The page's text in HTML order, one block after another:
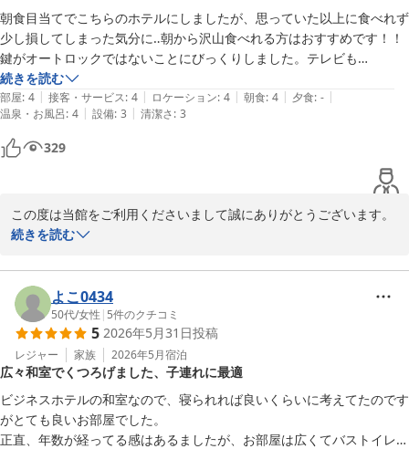
朝食目当てでこちらのホテルにしましたが、思っていた以上に食べれず
少し損してしまった気分に‥朝から沢山食べれる方はおすすめです！！
鍵がオートロックではないことにびっくりしました。テレビも
続きを読む
部屋: 4 | 接客・サービス: 4 | ロケーション: 4 | 朝食: 4 | 夕食: - |
温泉・お風呂: 4 | 設備: 3 | 清潔さ: 3
329
この度は当館をご利用くださいまして誠にありがとうございます。
いて謝罪いたします。
今後お客様から頂いた貴重なご意見をもとにさらなる環境改善を目
指し尽力して参ります。
ホテルアベスト札幌
ホテルアベスト札幌
2026-06-03
続きを読む
よこ0434
50代/女性 | 5件のクチコミ
5 2026年5月31日投稿
レジャー 家族 2026年5月宿泊
広々和室でくつろげました、子連れに最適
ビジネスホテルの和室なので、寝られれば良いくらいに考えてたのです
がとても良いお部屋でした。
正直、年数が経ってる感はあるましたが、お部屋は広くてバストイレ別